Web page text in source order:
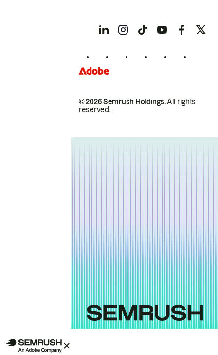
© 2026 Semrush Holdings.All rights
reserved.